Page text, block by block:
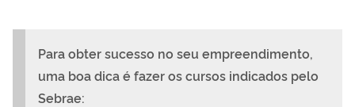
Para obter sucesso no seu empreendimento,
uma boa dica é fazer os cursos indicados pelo
Sebrae: